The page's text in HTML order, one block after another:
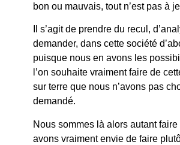
bon ou mauvais, tout n’est pas à
Il s’agit de prendre du recul,
demander, dans cette société
puisque nous en avons les
l’on souhaite vraiment faire de
sur terre que nous n’avons pas
demandé.
Nous sommes là alors autant
avons vraiment envie de faire